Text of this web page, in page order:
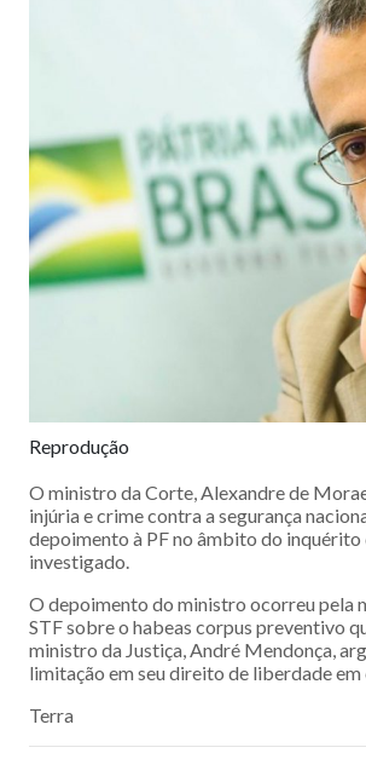
Reprodução
O ministro da Corte, Alexandre de
injúria e crime contra a segurança
depoimento à PF no âmbito do
investigado.
O depoimento do ministro ocorreu pela
STF sobre o habeas corpus preventivo
ministro da Justiça, André Mendonça,
limitação em seu direito de liberdade em
Terra